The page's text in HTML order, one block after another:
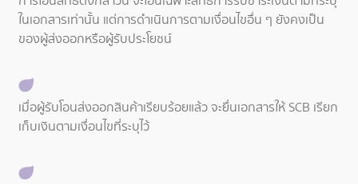
ในเอกสารเท่านั้น แต่การดำเนินการตามเงื่อนไขอื่น ๆ ยังคงเป็น
ของผู้ส่งออกหรือผู้รับประโยชน์
เมื่อผู้รับโอนส่งออกสินค้าเรียบร้อยแล้ว จะยื่นเอกสารให้ SCB เรียก
เก็บเงินตามเงื่อนไขที่ระบุไว้